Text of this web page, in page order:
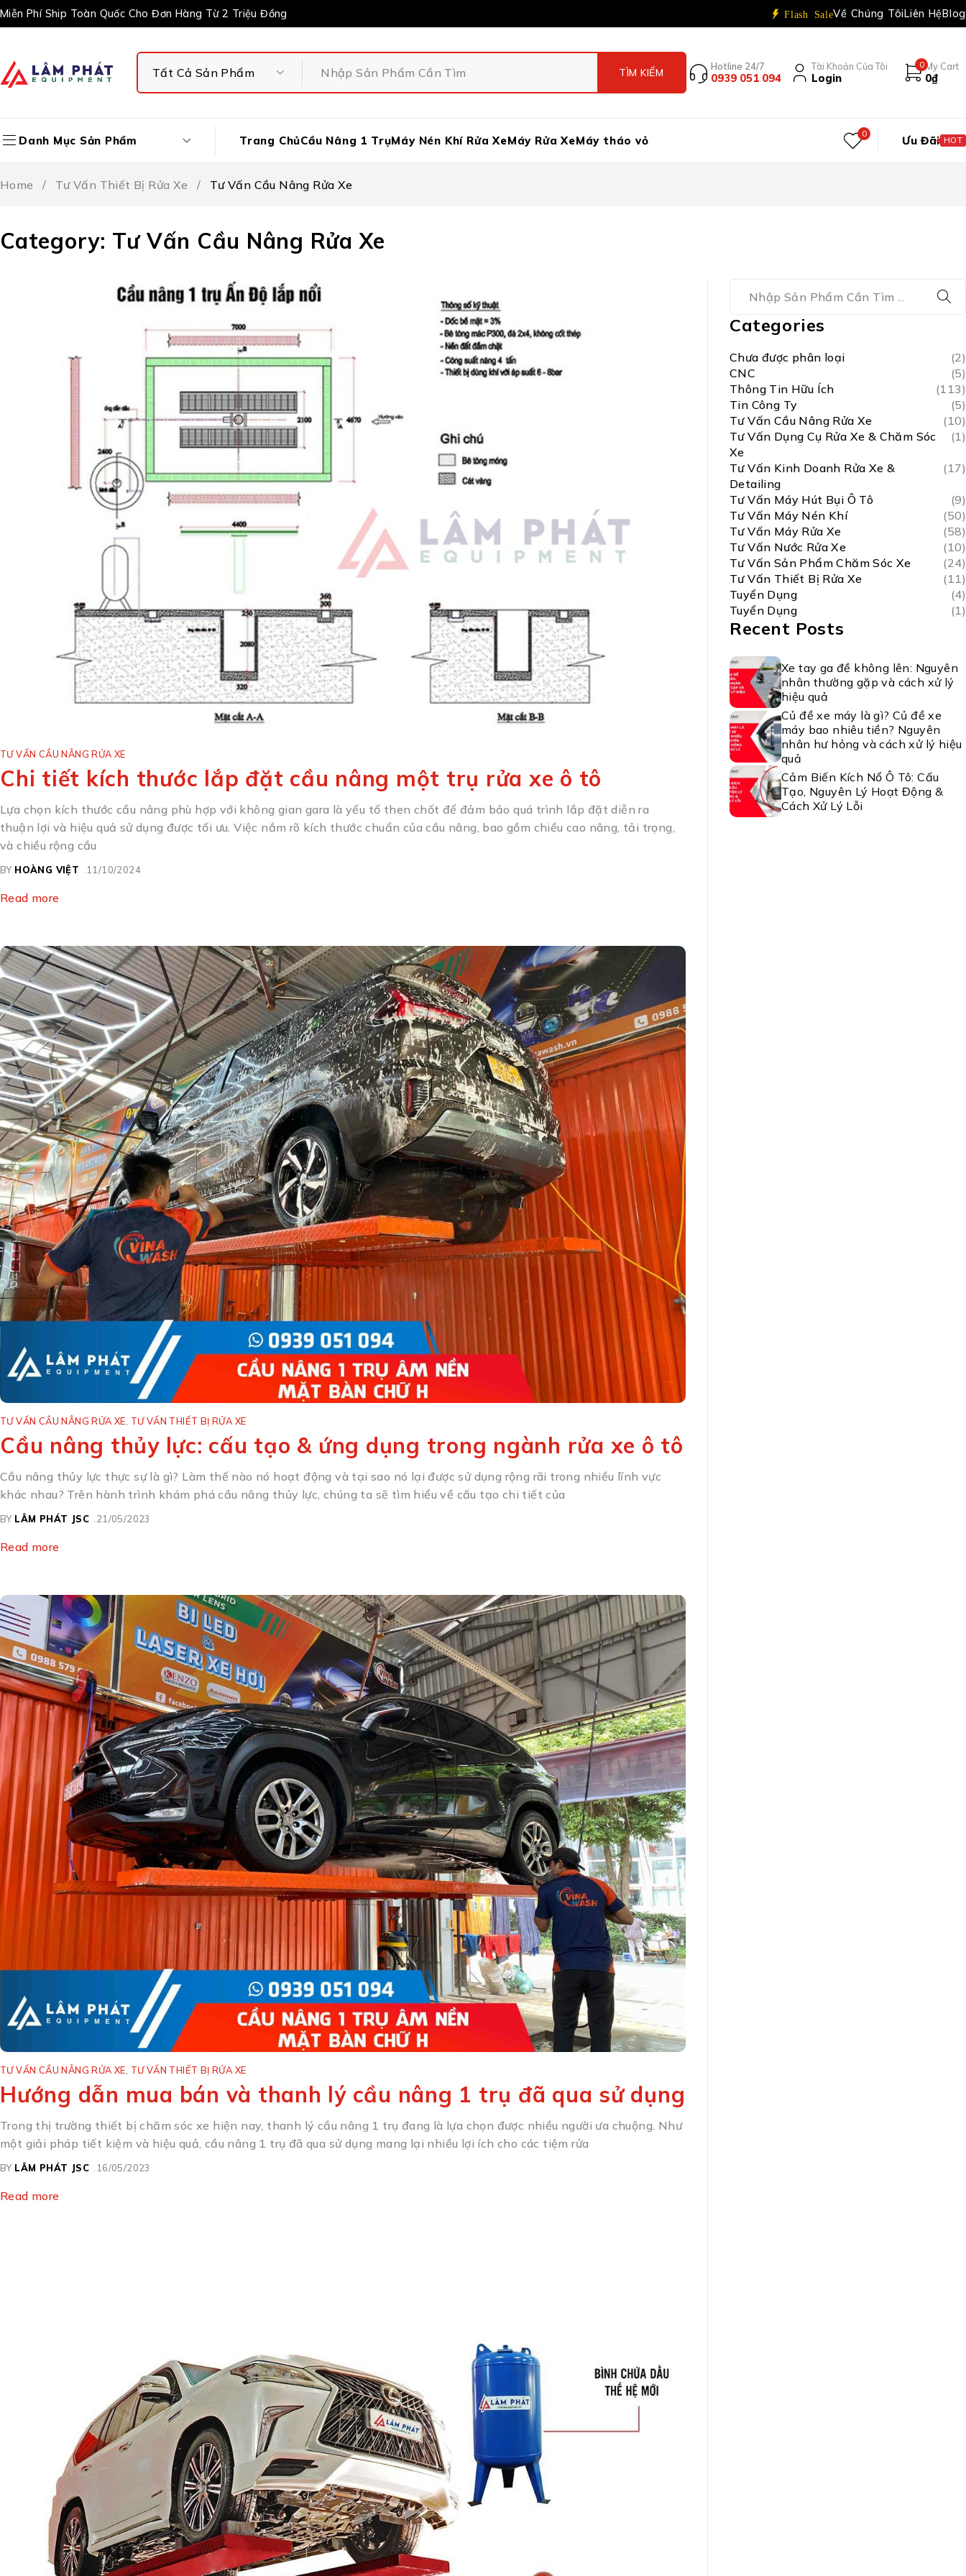
Miễn Phí Ship Toàn Quốc Cho Đơn Hàng Từ 2 Triệu Đồng Flash SaleVề Chúng TôiLiên HệBlog
Hotline 24/7
0939 051 094
Tài Khoản Của Tôi
Login
0 My Cart
0₫
Danh Mục Sản Phẩm Trang ChủCầu Nâng 1 TrụMáy Nén Khí Rửa XeMáy Rửa XeMáy tháo vỏ 0 Ưu Đãi HOT
Category: Tư Vấn Cầu Nâng Rửa Xe
Home / Tư Vấn Thiết Bị Rửa Xe / Tư Vấn Cầu Nâng Rửa Xe
TƯ VẤN CẦU NÂNG RỬA XE
Chi tiết kích thước lắp đặt cầu nâng một trụ rửa xe ô tô
Lựa chọn kích thước cầu nâng phù hợp với không gian gara là yếu tố then chốt để đảm bảo quá trình lắp đặt diễn ra
thuận lợi và hiệu quả sử dụng được tối ưu. Việc nắm rõ kích thước chuẩn của cầu nâng, bao gồm chiều cao nâng, tải trọng,
và chiều rộng cầu
BY HOÀNG VIỆT 11/10/2024
Read more
TƯ VẤN CẦU NÂNG RỬA XE TƯ VẤN THIẾT BỊ RỬA XE
Cầu nâng thủy lực: cấu tạo & ứng dụng trong ngành rửa xe ô tô
Cầu nâng thủy lực thực sự là gì? Làm thế nào nó hoạt động và tại sao nó lại được sử dụng rộng rãi trong nhiều lĩnh vực
khác nhau? Trên hành trình khám phá cầu nâng thủy lực, chúng ta sẽ tìm hiểu về cấu tạo chi tiết của
BY LÂM PHÁT JSC 21/05/2023
Read more
TƯ VẤN CẦU NÂNG RỬA XE TƯ VẤN THIẾT BỊ RỬA XE
Hướng dẫn mua bán và thanh lý cầu nâng 1 trụ đã qua sử dụng
Trong thị trường thiết bị chăm sóc xe hiện nay, thanh lý cầu nâng 1 trụ đang là lựa chọn được nhiều người ưa chuộng. Như
một giải pháp tiết kiệm và hiệu quả, cầu nâng 1 trụ đã qua sử dụng mang lại nhiều lợi ích cho các tiệm rửa
BY LÂM PHÁT JSC 16/05/2023
Read more
Categories
Chưa được phân loại
(2)
CNC
(5)
Thông Tin Hữu Ích
(113)
Tin Công Ty
(5)
Tư Vấn Cầu Nâng Rửa Xe
(10)
Tư Vấn Dụng Cụ Rửa Xe & Chăm Sóc
Xe
(1)
Tư Vấn Kinh Doanh Rửa Xe &
Detailing
(17)
Tư Vấn Máy Hút Bụi Ô Tô
(9)
Tư Vấn Máy Nén Khí
(50)
Tư Vấn Máy Rửa Xe
(58)
Tư Vấn Nước Rửa Xe
(10)
Tư Vấn Sản Phẩm Chăm Sóc Xe
(24)
Tư Vấn Thiết Bị Rửa Xe
(11)
Tuyển Dụng
(4)
Tuyển Dụng
(1)
Recent Posts
Xe tay ga đề không lên: Nguyên
nhân thường gặp và cách xử lý
hiệu quả
Củ đề xe máy là gì? Củ đề xe
máy bao nhiêu tiền? Nguyên
nhân hư hỏng và cách xử lý hiệu
quả
Cảm Biến Kích Nổ Ô Tô: Cấu
Tạo, Nguyên Lý Hoạt Động &
Cách Xử Lý Lỗi